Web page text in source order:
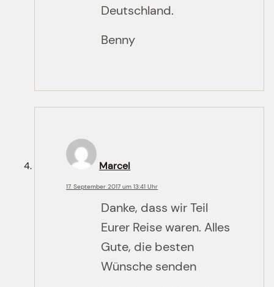
Deutschland.
Benny
Marcel
17. September 2017 um 13:41 Uhr
Danke, dass wir Teil
Eurer Reise waren. Alles
Gute, die besten
Wünsche senden